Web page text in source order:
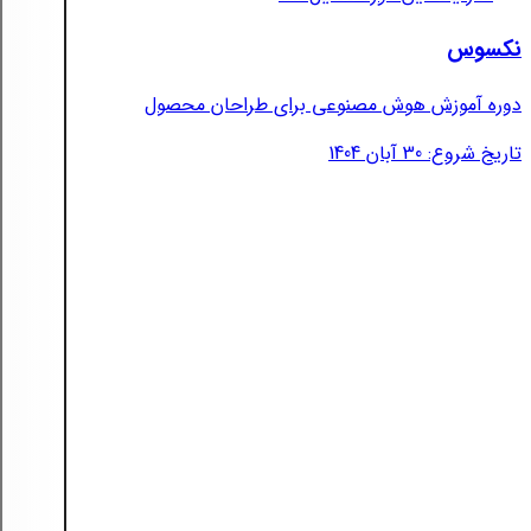
نکسوس
دوره آموزش هوش مصنوعی برای طراحان محصول
تاریخ شروع: 30 آبان 1404